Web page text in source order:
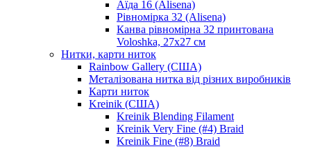
Аїда 16 (Alisena)
Рівномірка 32 (Alisena)
Канва рівномірна 32 принтована
Voloshka, 27х27 см
Нитки, карти ниток
Rainbow Gallery (США)
Металізована нитка від різних виробників
Карти ниток
Kreinik (США)
Kreinik Blending Filament
Kreinik Very Fine (#4) Braid
Kreinik Fine (#8) Braid